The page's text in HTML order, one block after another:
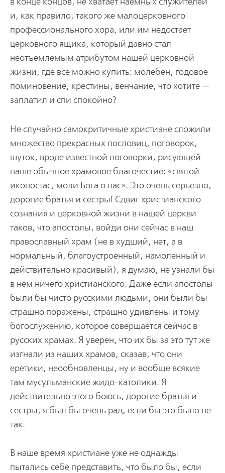
и, как правило, такого же малоцерковного
профессионального хора, или им недостает
церковного ящика, который давно стал
неотъемлемым атрибутом нашей церковной
жизни, где все можно купить: молебен, годовое
поминовение, крестины, венчание, что хотите —
заплатил и спи спокойно?
Не случайно самокритичные христиане сложили
множество прекрасных пословиц, поговорок,
шуток, вроде известной поговорки, рисующей
наше обычное храмовое благочестие: «святой
иконостас, моли Бога о нас». Это очень серьезно,
дорогие братья и сестры! Сдвиг христианского
сознания и церковной жизни в нашей церкви
таков, что апостолы, войди они сейчас в наш
православный храм (не в худший, нет, а в
нормальный, благоустроенный, намоленный и
действительно красивый), я думаю, не узнали бы
в нем ничего христианского. Даже если апостолы
были бы чисто русскими людьми, они были бы
страшно поражены, страшно удивлены и тому
богослужению, которое совершается сейчас в
русских храмах. Я уверен, что их бы за это тут же
изгнали из наших храмов, сказав, что они
еретики, неообновленцы, ну и вообще всякие
там мусульманские жидо-католики. Я
действительно этого боюсь, дорогие братья и
сестры, я был бы очень рад, если бы это было не
так.
В наше время христиане уже не однажды
пытались себе представить, что было бы, если